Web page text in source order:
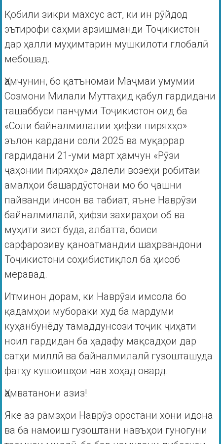
Қобили зикри махсус аст, ки ин рӯйдод
эътирофи саҳми арзишманди Тоҷикистон
дар ҳалли муҳимтарин мушкилоти глобалӣ
мебошад.
Ҳамчунин, бо қатъномаи Маҷмаи умумии
Созмони Милали Муттаҳид қабул гардидани
ташаббуси панҷуми Тоҷикистон оид ба
«Соли байналмилалии ҳифзи пиряхҳо»
эълон кардани соли 2025 ва муқаррар
гардидани 21-уми март ҳамчун «Рӯзи
ҷаҳонии пиряхҳо» далели возеҳи робитаи
амалҳои башардӯстонаи мо бо ҷашни
пайванди инсон ва табиат, яъне Наврӯзи
байналмилалӣ, ҳифзи захираҳои об ва
муҳити зист буда, албатта, боиси
сарфарозиву қаноатмандии шаҳрвандони
Тоҷикистони соҳибистиқлол ба ҳисоб
меравад.
Итминон дорам, ки Наврӯзи имсола бо
қадамҳои мубораки худ ба мардуми
куҳанбунёду тамаддунсози тоҷик ҷиҳати
ноил гардидан ба ҳадафу мақсадҳои дар
сатҳи миллӣ ва байналмилалӣ гузошташуда
фатҳу кушоишҳои нав хоҳад овард.
Ҳамватанони азиз!
Яке аз рамзҳои Наврӯз оростани хони идона
ва ба намоиш гузоштани навъҳои гуногуни